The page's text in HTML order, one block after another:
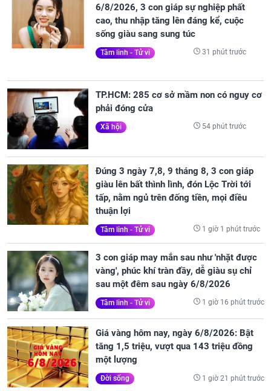
6/8/2026, 3 con giáp sự nghiệp phất
cao, thu nhập tăng lên đáng kể, cuộc
sống giàu sang sung túc
Tâm linh - Tử vi 31 phút trước
TP.HCM: 285 cơ sở mầm non có nguy cơ
phải đóng cửa
Xã hội 54 phút trước
Đúng 3 ngày 7,8, 9 tháng 8, 3 con giáp
giàu lên bất thình lình, đón Lộc Trời tới
tấp, nằm ngủ trên đống tiền, mọi điều
thuận lợi
Tâm linh - Tử vi 1 giờ 1 phút trước
3 con giáp may mắn sau như 'nhặt được
vàng', phúc khí tràn đầy, dễ giàu sụ chỉ
sau một đêm sau ngày 6/8/2026
Tâm linh - Tử vi 1 giờ 16 phút trước
Giá vàng hôm nay, ngày 6/8/2026: Bật
tăng 1,5 triệu, vượt qua 143 triệu đồng
một lượng
Đời sống 1 giờ 21 phút trước